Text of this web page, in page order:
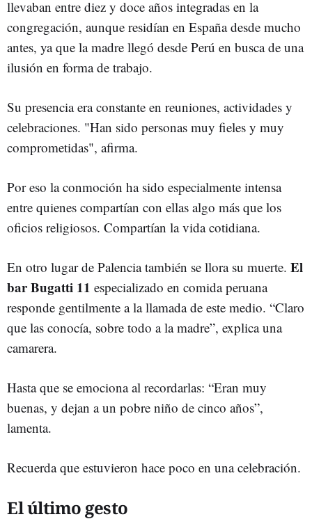
llevaban entre diez y doce años integradas en la
congregación, aunque residían en España desde mucho
antes, ya que la madre llegó desde Perú en busca de una
ilusión en forma de trabajo.
Su presencia era constante en reuniones, actividades y
celebraciones. "Han sido personas muy fieles y muy
comprometidas", afirma.
Por eso la conmoción ha sido especialmente intensa
entre quienes compartían con ellas algo más que los
oficios religiosos. Compartían la vida cotidiana.
En otro lugar de Palencia también se llora su muerte. El
bar Bugatti 11 especializado en comida peruana
responde gentilmente a la llamada de este medio. “Claro
que las conocía, sobre todo a la madre”, explica una
camarera.
Hasta que se emociona al recordarlas: “Eran muy
buenas, y dejan a un pobre niño de cinco años”,
lamenta.
Recuerda que estuvieron hace poco en una celebración.
El último gesto